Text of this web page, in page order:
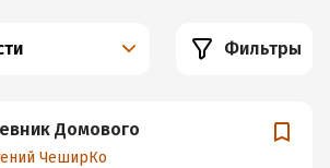
Фильтры
Домового
ЧеширКо